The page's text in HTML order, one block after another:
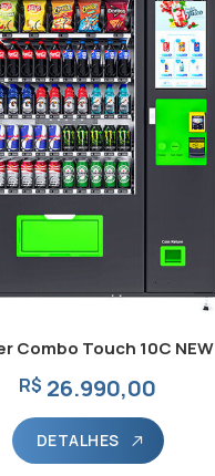
Combo Touch 10C NEW
R$ 26.990,00
DETALHES